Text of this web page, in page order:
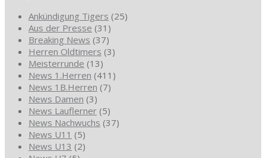
Ankündigung Tigers (25)
Aus der Presse (31)
Breaking News (37)
Herren Oldtimers (3)
Meisterrunde (13)
News 1.Herren (411)
News 1B.Herren (7)
News Damen (3)
News Lauflerner (5)
News Nachwuchs (37)
News U11 (5)
News U13 (2)